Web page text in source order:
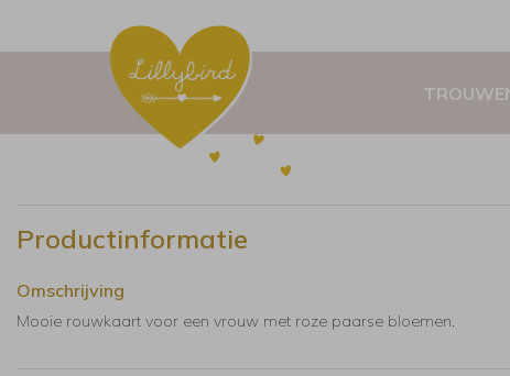
Productinformatie
Omschrijving
Mooie rouwkaart voor een vrouw met roze paarse bloemen.